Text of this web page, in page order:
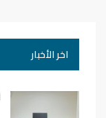
اخر الأخبار